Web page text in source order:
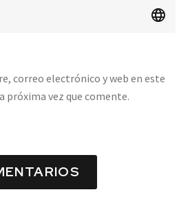
correo electrónico y web en este
próxima vez que comente.